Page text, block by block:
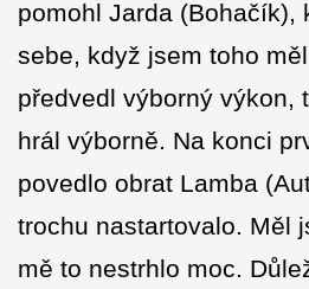
pomohl Jarda (Bohačík),
sebe, když jsem toho
předvedl výborný výkon,
hrál výborně. Na konci
povedlo obrat Lamba
trochu nastartovalo. Měl
mě to nestrhlo moc.